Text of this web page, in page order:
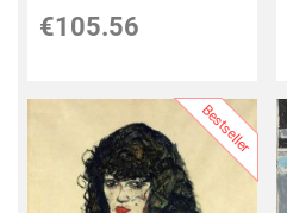
€105.56
Bestseller